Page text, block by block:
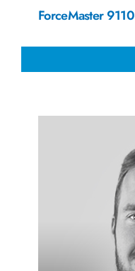
ForceMaster 9110